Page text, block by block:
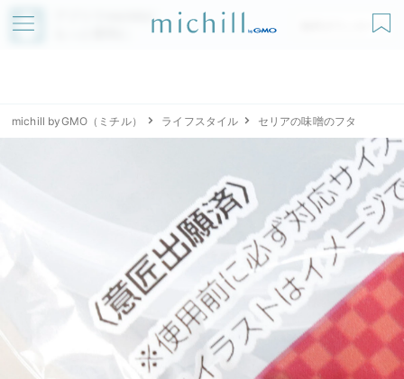
アプリでmichillが
無料ダウンロード
michill byGMO（ミチル） ライフスタイル セリアの味噌のフタ